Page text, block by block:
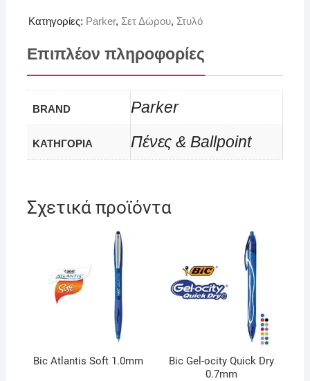
Κατηγορίες: Parker, Σετ Δώρου, Στυλό
Επιπλέον πληροφορίες
BRAND Parker
ΚΑΤΗΓΟΡΙΑ Πένες & Ballpoint
Σχετικά προϊόντα
Bic Atlantis Soft 1.0mm
Bic Gel-ocity Quick Dry
0.7mm